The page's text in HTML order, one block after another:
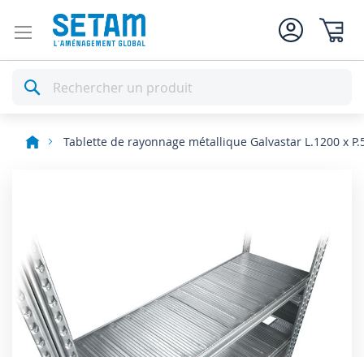
Rechercher
Tablette de rayonnage métallique Galvastar L.1200 x
the
images
gallery